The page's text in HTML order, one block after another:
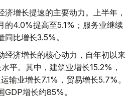
济增长提速的主要动力。上半年，
的4.0%提高至5.1%；服务业继续
比增长3.5%。
经济增长的核心动力，自年初以来
平。其中，建筑业增长15.2%，
输业增长7.1%，贸易增长5.7%。
增长约85%。